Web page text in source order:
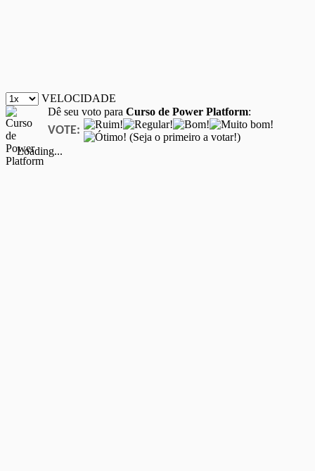
VELOCIDADE
Dê seu voto para Curso de Power Platform:
VOTE:
(Seja o primeiro a votar!)
Loading...